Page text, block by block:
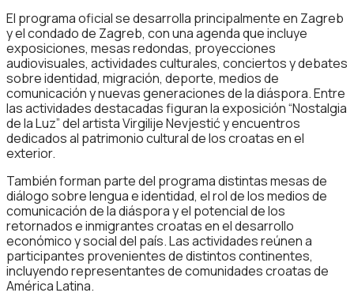
El programa oficial se desarrolla principalmente en Zagreb
y el condado de Zagreb, con una agenda que incluye
exposiciones, mesas redondas, proyecciones
audiovisuales, actividades culturales, conciertos y debates
sobre identidad, migración, deporte, medios de
comunicación y nuevas generaciones de la diáspora. Entre
las actividades destacadas figuran la exposición “Nostalgia
de la Luz” del artista Virgilije Nevjestić y encuentros
dedicados al patrimonio cultural de los croatas en el
exterior.
También forman parte del programa distintas mesas de
diálogo sobre lengua e identidad, el rol de los medios de
comunicación de la diáspora y el potencial de los
retornados e inmigrantes croatas en el desarrollo
económico y social del país. Las actividades reúnen a
participantes provenientes de distintos continentes,
incluyendo representantes de comunidades croatas de
América Latina.